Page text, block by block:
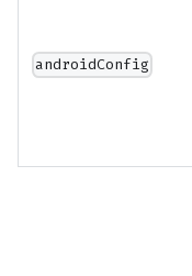
androidConfig